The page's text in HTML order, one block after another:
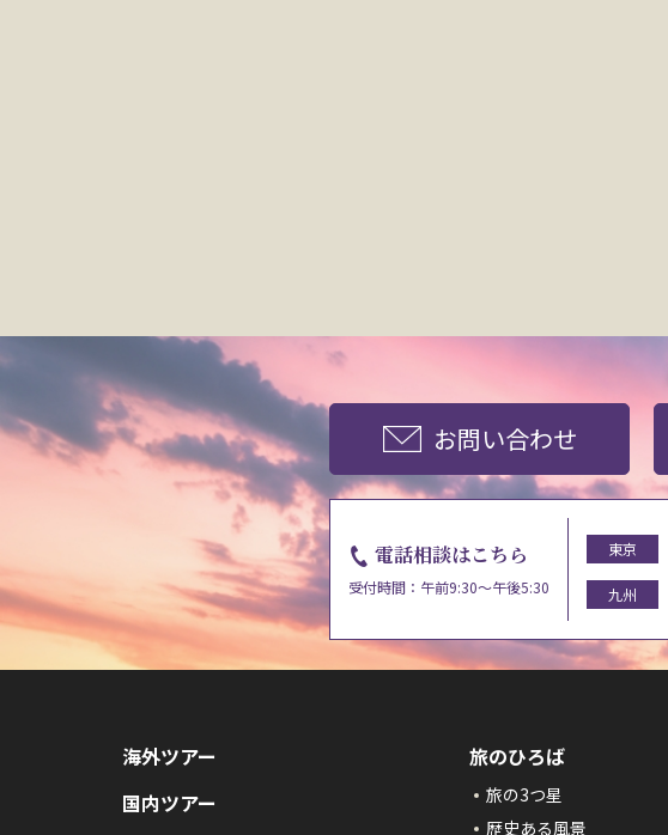
お問い合わせ
電話相談はこちら
受付時間：午前9:30～午後5:30
東京
九州
海外ツアー
国内ツアー
旅のひろば
旅の3つ星
歴史ある風景